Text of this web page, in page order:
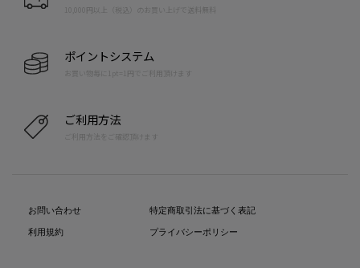
10,000円以上（税込）のお買い上げで送料無料
ポイントシステム
お買い物毎に1pt=1円でご利用頂けます
ご利用方法
ご利用方法をご確認頂けます
お問い合わせ
利用規約
特定商取引法に基づく表記
プライバシーポリシー